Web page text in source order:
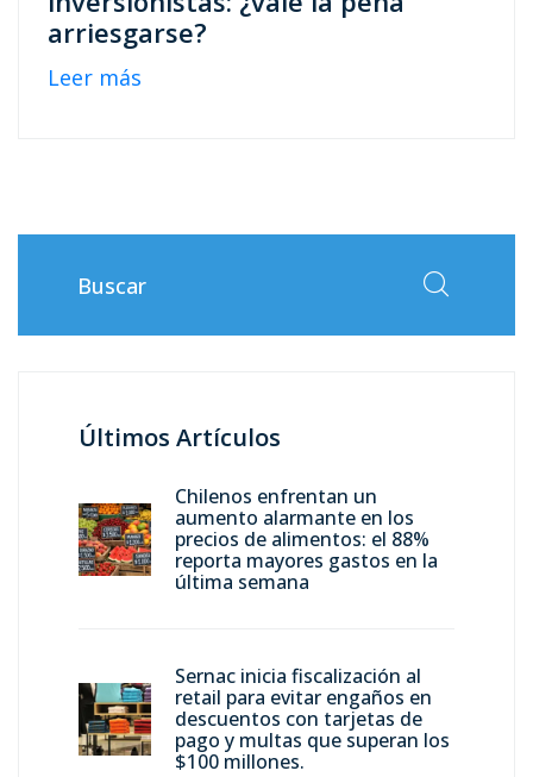
arriesgarse?
Leer más
Últimos Artículos
Chilenos enfrentan un
aumento alarmante en los
precios de alimentos: el 88%
reporta mayores gastos en la
última semana
Sernac inicia fiscalización al
retail para evitar engaños en
descuentos con tarjetas de
pago y multas que superan los
$100 millones.